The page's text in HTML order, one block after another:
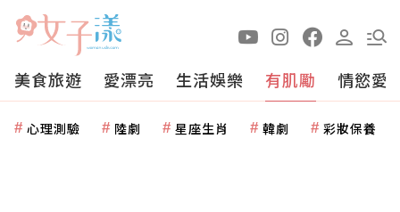
美食旅遊 愛漂亮 生活娛樂 有肌勵 情慾愛
心理測驗 陸劇 星座生肖 韓劇 彩妝保養